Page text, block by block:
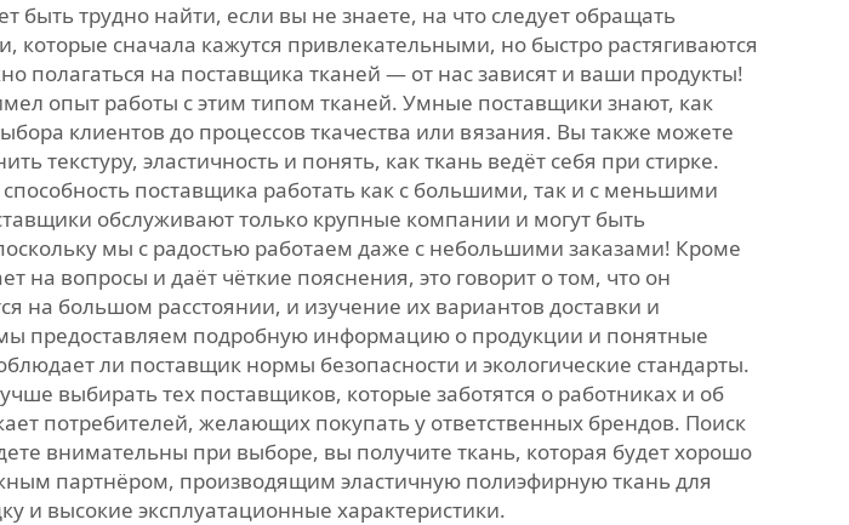
трудно найти, если вы не знаете, на что следует обращать
сначала кажутся привлекательными, но быстро растягиваются
на поставщика тканей — от нас зависят и ваши продукты!
опыт работы с этим типом тканей. Умные поставщики знают, как
клиентов до процессов ткачества или вязания. Вы также можете
текстуру, эластичность и понять, как ткань ведёт себя при стирке.
поставщика работать как с большими, так и с меньшими
обслуживают только крупные компании и могут быть
мы с радостью работаем даже с небольшими заказами! Кроме
на вопросы и даёт чёткие пояснения, это говорит о том, что он
на большом расстоянии, и изучение их вариантов доставки и
предоставляем подробную информацию о продукции и понятные
ли поставщик нормы безопасности и экологические стандарты.
выбирать тех поставщиков, которые заботятся о работниках и об
потребителей, желающих покупать у ответственных брендов. Поиск
внимательны при выборе, вы получите ткань, которая будет хорошо
партнёром, производящим эластичную полиэфирную ткань для
высокие эксплуатационные характеристики.